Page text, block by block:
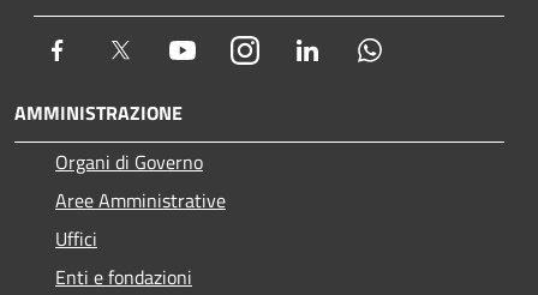
Facebook Twitter YoutubeInstagram LinkedIn
AMMINISTRAZIONE
Organi di Governo
Aree Amministrative
Uffici
Enti e fondazioni